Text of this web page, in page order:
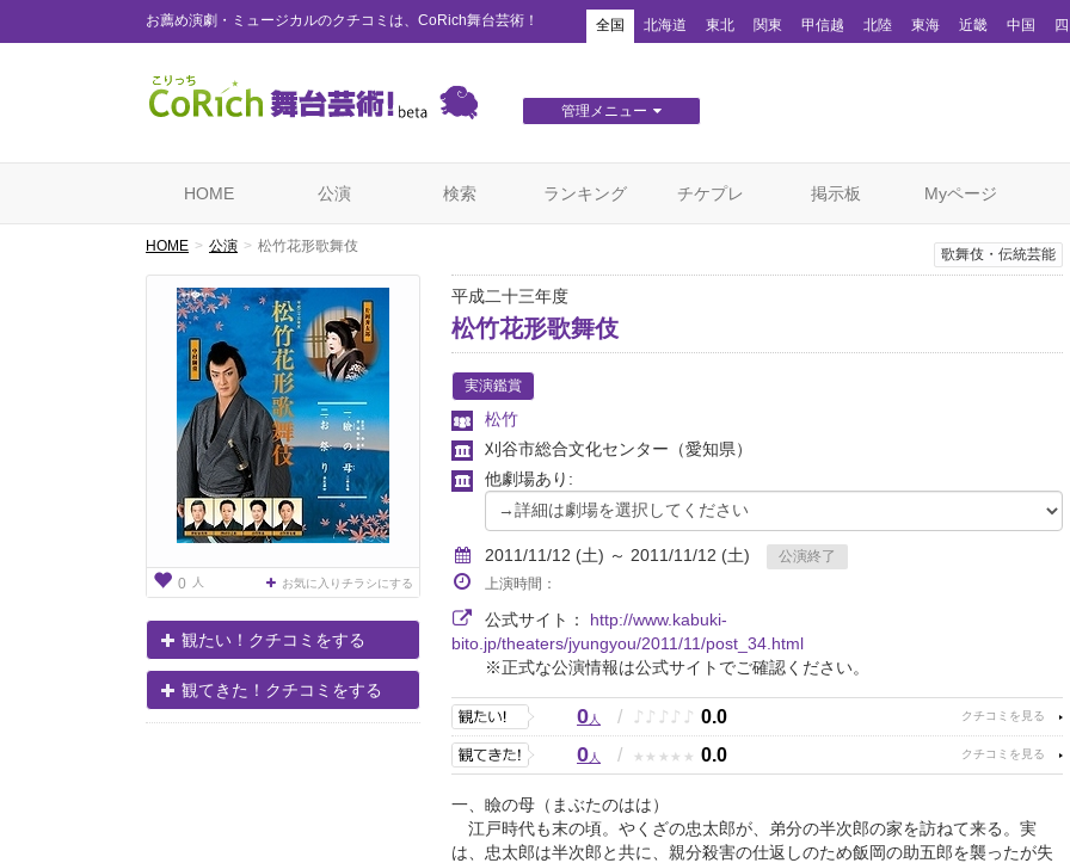
お薦め演劇・ミュージカルのクチコミは、CoRich舞台芸術！ 全国 北海道 東北 関東 甲信越 北陸 東海 近畿 中国
管理メニュー
HOME 公演 検索 ランキング チケプレ 掲示板 Myページ
HOME 公演 松竹花形歌舞伎
0 人 お気に入りチラシにする
観たい！クチコミをする
観てきた！クチコミをする
歌舞伎・伝統芸能
平成二十三年度
松竹花形歌舞伎
実演鑑賞
松竹
刈谷市総合文化センター （愛知県）
他劇場あり:
2011/11/12 (土) ～ 2011/11/12 (土)
公演終了
上演時間：
公式サイト： http://www.kabuki-
bito.jp/theaters/jyungyou/2011/11/post_34.html
※正式な公演情報は公式サイトでご確認ください。
0人 / ♪ ♪ ♪ ♪ ♪ 0.0
0人 / ★ ★ ★ ★ ★ 0.0
一、瞼の母（まぶたのはは）
江戸時代も末の頃。やくざの忠太郎が、弟分の半次郎の家を訪ねて来る。実
は、忠太郎は半次郎と共に、親分殺害の仕返しのため飯岡の助五郎を襲ったが失